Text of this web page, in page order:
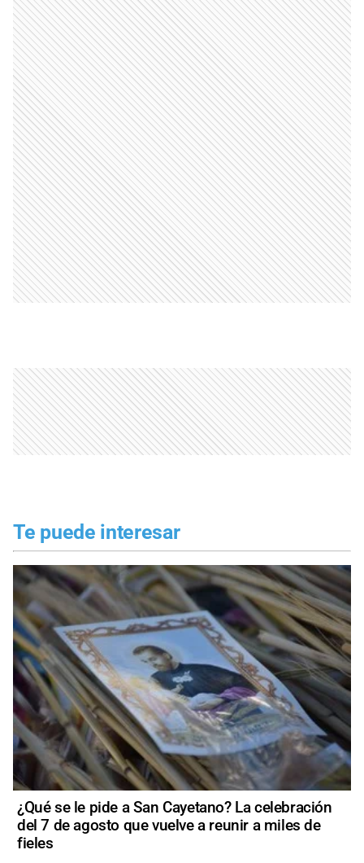
Te puede interesar
¿Qué se le pide a San Cayetano? La celebración
del 7 de agosto que vuelve a reunir a miles de
fieles